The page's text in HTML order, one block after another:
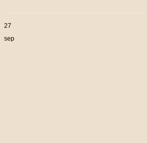
27
sep